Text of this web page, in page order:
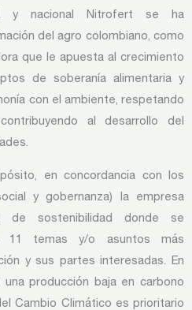
y nacional Nitrofert se ha
del agro colombiano, como
que le apuesta al crecimiento
de soberanía alimentaria y
con el ambiente, respetando
al desarrollo del
en concordancia con los
y gobernanza) la empresa
de sostenibilidad donde se
11 temas y/o asuntos más
y sus partes interesadas. En
producción baja en carbono
Cambio Climático es prioritario